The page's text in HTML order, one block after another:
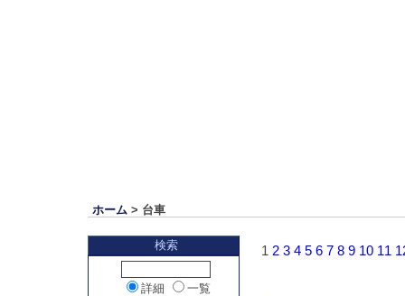
ホーム > 台車
1 2 3 4 5 6 7 8 9 10 11
検索
詳細 一覧